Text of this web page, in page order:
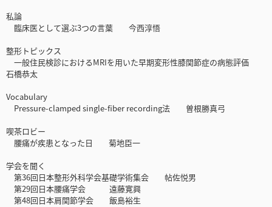
私論
臨床医として選ぶ3つの言葉 今西淳悟
整形トピックス
一般住民検診におけるMRIを用いた早期変形性膝関節症の病態評価
石橋恭太
Vocabulary
Pressure-clamped single-fiber recording法 曽根勝真弓
喫茶ロビー
腰痛が疾患となった日 菊地臣一
学会を聞く
第36回日本整形外科学会基礎学術集会 帖佐悦男
第29回日本腰痛学会 遠藤寛興
第48回日本肩関節学会 飯島裕生